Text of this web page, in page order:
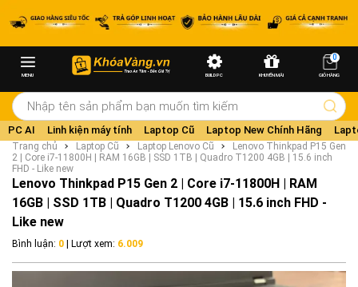
MENU BUILD PC KHUYẾN MÃI
0
GIỎ HÀNG
PC AI Linh kiện máy tính Laptop Cũ Laptop New Chính Hãng
Trang chủ Laptop Cũ Laptop Lenovo Cũ
Lenovo Thinkpad P15 Gen
2 | Core i7-11800H | RAM 16GB | SSD 1TB | Quadro T1200 4GB | 15.6 inch
FHD - Like new
Lenovo Thinkpad P15 Gen 2 | Core i7-11800H | RAM
16GB | SSD 1TB | Quadro T1200 4GB | 15.6 inch FHD -
Like new
Bình luận: 0 | Lượt xem: 6.009